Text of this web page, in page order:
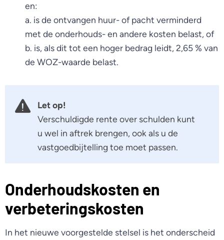
en:
a. is de ontvangen huur- of pacht verminderd
met de onderhouds- en andere kosten belast, of
b. is, als dit tot een hoger bedrag leidt, 2,65 % van
de WOZ-waarde belast.
Let op!
Verschuldigde rente over schulden kunt
u wel in aftrek brengen, ook als u de
vastgoedbijtelling toe moet passen.
Onderhoudskosten en
verbeteringskosten
In het nieuwe voorgestelde stelsel is het onderscheid